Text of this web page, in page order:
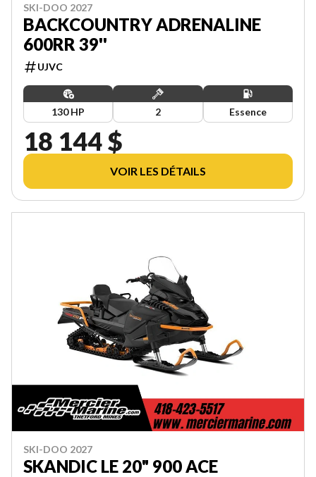
SKI-DOO 2027
BACKCOUNTRY ADRENALINE
600RR 39''
UJVC
130 HP 2 Essence
18 144 $
VOIR LES DÉTAILS
SKI-DOO 2027
SKANDIC LE 20" 900 ACE